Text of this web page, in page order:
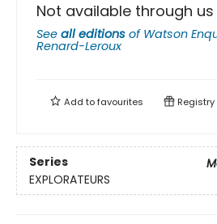
Not available through us
See all editions of Watson
Renard-Leroux
Add tofavourites Registry
Series
EXPLORATEURS